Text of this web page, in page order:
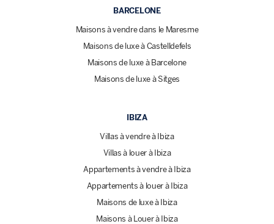
BARCELONE
Maisons à vendre dans le Maresme
Maisons de luxe à Castelldefels
Maisons de luxe à Barcelone
Maisons de luxe à Sitges
IBIZA
Villas à vendre à Ibiza
Villas à louer à Ibiza
Appartements à vendre à Ibiza
Appartements à louer à Ibiza
Maisons de luxe à Ibiza
Maisons à Louer à Ibiza